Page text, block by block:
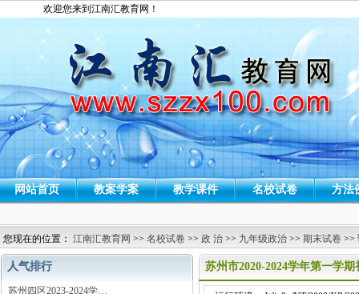
欢迎您来到江南汇教育网！
网站首页 教案学案 教学课件 名校试卷 方法
您现在的位置： 江南汇教育网 >> 名校试卷 >> 政 治 >> 九年级政治 >> 期末试卷 >>
人气排行
苏州四区2023-2024学…
苏州市2020-2024学年第一学